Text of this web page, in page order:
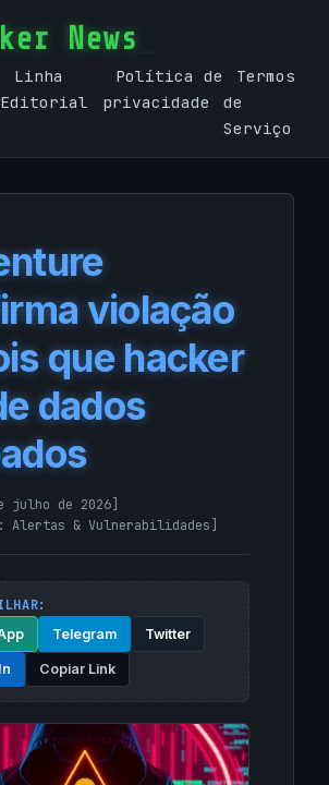
News
Linha
Editorial
Política de
privacidade
Termos
de
Serviço
violação
que hacker
dados
julho de 2026]
Alertas & Vulnerabilidades]
Telegram Twitter
Copiar Link